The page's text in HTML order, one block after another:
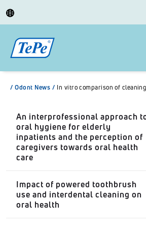
/ Odont News / In vitro comparison of
An interprofessional approach
oral hygiene for elderly
inpatients and the perception of
caregivers towards oral health
care
Impact of powered toothbrush
use and interdental cleaning on
oral health